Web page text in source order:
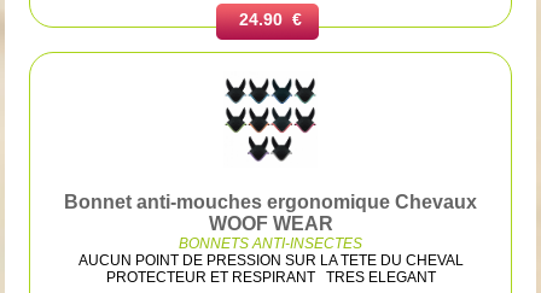
24.90 €
Bonnet anti-mouches ergonomique Chevaux
WOOF WEAR
BONNETS ANTI-INSECTES
AUCUN POINT DE PRESSION SUR LA TETE DU CHEVAL
PROTECTEUR ET RESPIRANT TRES ELEGANT